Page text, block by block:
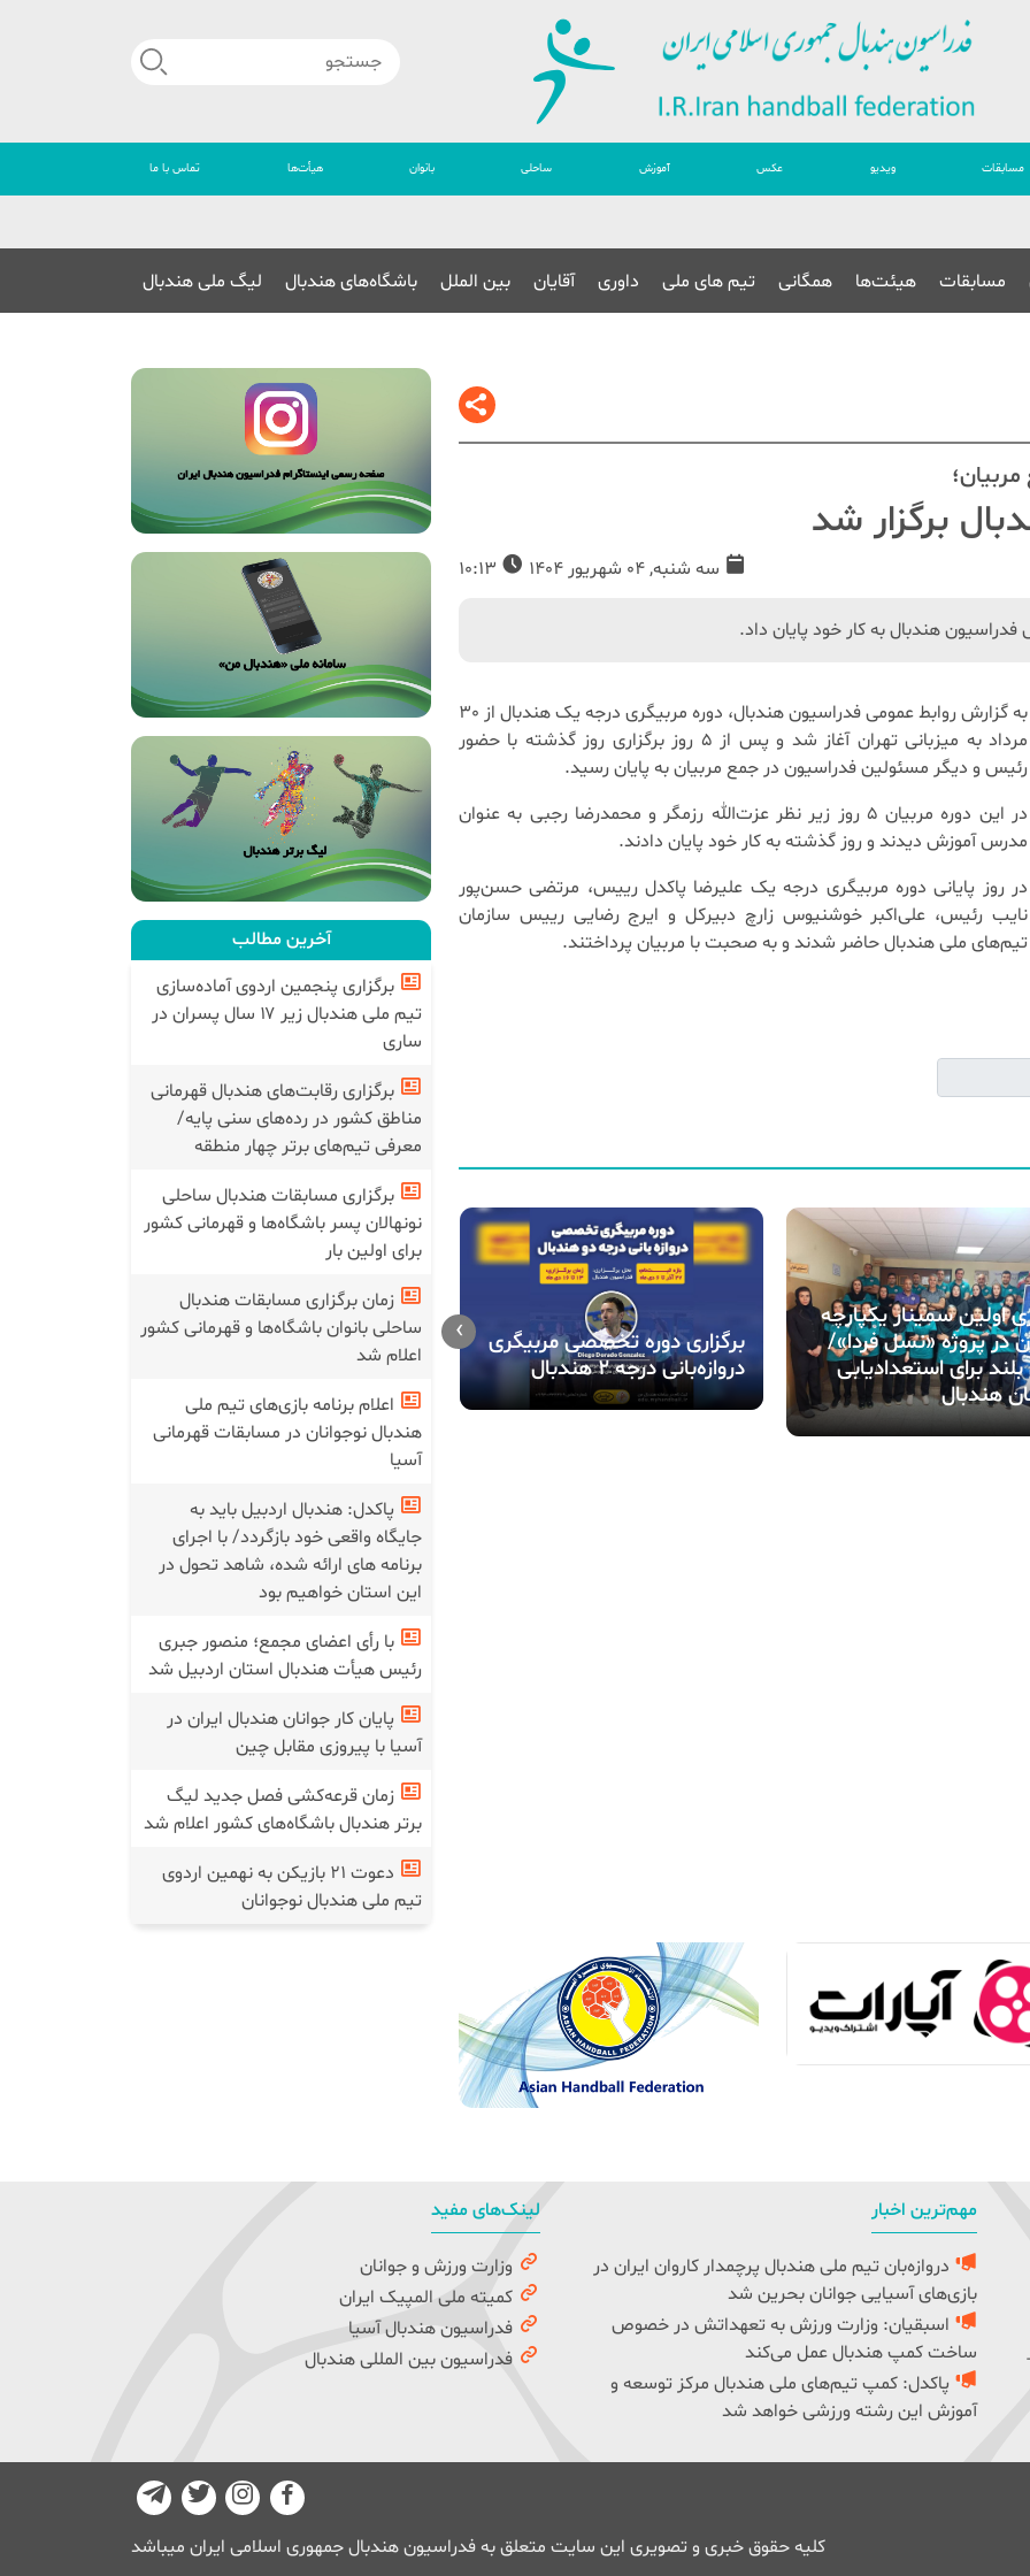
مسابقات ویدیو عکس آموزش ساحلی بانوان هیأت‌ها تماس با ما
مسابقات هیئت‌ها همگانی تیم های ملی داوری آقایان بین الملل باشگاه‌های هندبال لیگ ملی هندبال
برگزار شد
سه شنبه, 04 شهریور 1404
هندبال به کار خود پایان داد.
به گزارش روابط عمومی فدراسیون هندبال، دوره مربیگری درجه یک هندبال از 30
مرداد به میزبانی تهران آغاز شد و پس از 5 روز برگزاری روز گذشته با حضور
رئیس و دیگر مسئولین فدراسیون در جمع مربیان به پایان رسید.
در این دوره مربیان 5 روز زیر نظر عزت‌الله رزمگر و محمدرضا رجبی به عنوان
مدرس آموزش دیدند و روز گذشته به کار خود پایان دادند.
در روز پایانی دوره مربیگری درجه یک علیرضا پاکدل رییس، مرتضی حسن‌پور
نایب رئیس، علی‌اکبر خوشنیوس زارچ دبیرکل و ایرج رضایی رییس سازمان
تیم‌های ملی هندبال حاضر شدند و به صحبت با مربیان پرداختند.
اولین سمینار یکپارچه
در پروژه «نسل فردا»/
برای استعدادیابی
هندبال
برگزاری دوره تخصصی مربیگری
دروازه‌بانی درجه ۲ هندبال
تاریخ برگزاری دوره بدنسازی
تخصصی هندبال تغییر کرد/
الزام حضور مربیان لیگ برتری
›
آخرین مطالب
برگزاری پنجمین اردوی آماده‌سازی
تیم ملی هندبال زیر ۱۷ سال پسران در
ساری
برگزاری رقابت‌های هندبال قهرمانی
مناطق کشور در رده‌های سنی پایه/
معرفی تیم‌های برتر چهار منطقه
برگزاری مسابقات هندبال ساحلی
نونهالان پسر باشگاه‌ها و قهرمانی کشور
برای اولین بار
زمان برگزاری مسابقات هندبال
ساحلی بانوان باشگاه‌ها و قهرمانی کشور
اعلام شد
اعلام برنامه بازی‌های تیم ملی
هندبال نوجوانان در مسابقات قهرمانی
آسیا
پاکدل: هندبال اردبیل باید به
جایگاه واقعی خود بازگردد/ با اجرای
برنامه های ارائه شده، شاهد تحول در
این استان خواهیم بود
با رأی اعضای مجمع؛ منصور جبری
رئیس هیأت هندبال استان اردبیل شد
پایان کار جوانان هندبال ایران در
آسیا با پیروزی مقابل چین
زمان قرعه‌کشی فصل جدید لیگ
برتر هندبال باشگاه‌های کشور اعلام شد
دعوت ۲۱ بازیکن به نهمین اردوی
تیم ملی هندبال نوجوانان
مهم‌ترین اخبار
دروازه‌بان تیم ملی هندبال پرچمدار کاروان ایران در
بازی‌های آسیایی جوانان بحرین شد
اسبقیان: وزارت ورزش به تعهداتش در خصوص
ساخت کمپ هندبال عمل می‌کند
پاکدل: کمپ تیم‌های ملی هندبال مرکز توسعه و
آموزش این رشته ورزشی خواهد شد
لینک‌های مفید
وزارت ورزش و جوانان
کمیته ملی المپیک ایران
فدراسیون هندبال آسیا
فدراسیون بین المللی هندبال
کلیه حقوق خبری و تصویری این سایت متعلق به فدراسیون هندبال جمهوری اسلامی ایران میباشد